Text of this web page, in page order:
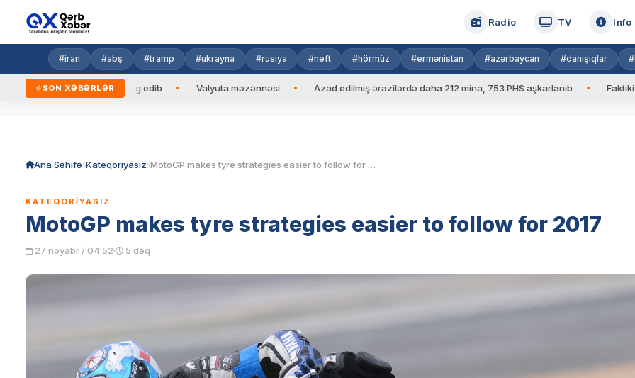
Radio TV Info
#iran #abş #tramp #ukrayna #rusiya #neft #hörmüz #ermənistan #azərbaycan #danışıqlar
SON XƏBƏRLƏR
zəng edib Valyuta məzənnəsi Azad edilmiş ərazilərdə daha 212 mina, 753 PHS aşkarlanıb Faktiki hava: 39
Ana Səhifə Kateqoriyasız MotoGP makes tyre strategies easier to follow for 2017
KATEQORIYASIZ
MotoGP makes tyre strategies easier to follow for 2017
27 noyabr / 04:52 5 dəq